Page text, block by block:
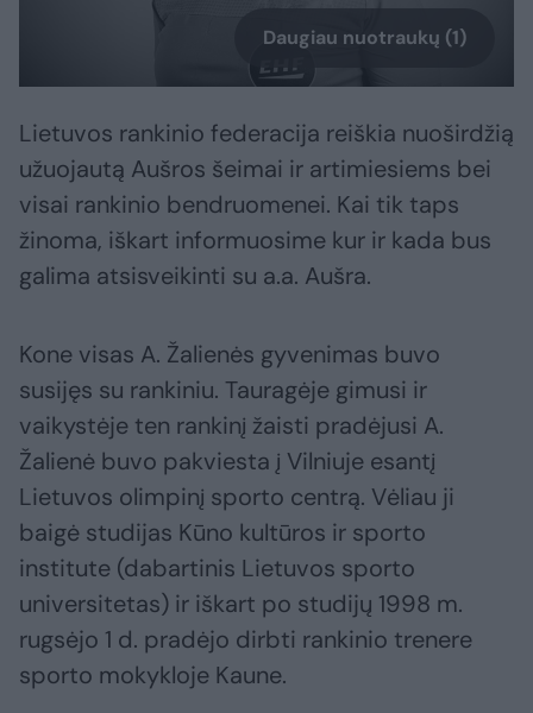
Daugiau nuotraukų (1)
Lietuvos rankinio federacija reiškia nuoširdžią
užuojautą Aušros šeimai ir artimiesiems bei
visai rankinio bendruomenei. Kai tik taps
žinoma, iškart informuosime kur ir kada bus
galima atsisveikinti su a.a. Aušra.
Kone visas A. Žalienės gyvenimas buvo
susijęs su rankiniu. Tauragėje gimusi ir
vaikystėje ten rankinį žaisti pradėjusi A.
Žalienė buvo pakviesta į Vilniuje esantį
Lietuvos olimpinį sporto centrą. Vėliau ji
baigė studijas Kūno kultūros ir sporto
institute (dabartinis Lietuvos sporto
universitetas) ir iškart po studijų 1998 m.
rugsėjo 1 d. pradėjo dirbti rankinio trenere
sporto mokykloje Kaune.